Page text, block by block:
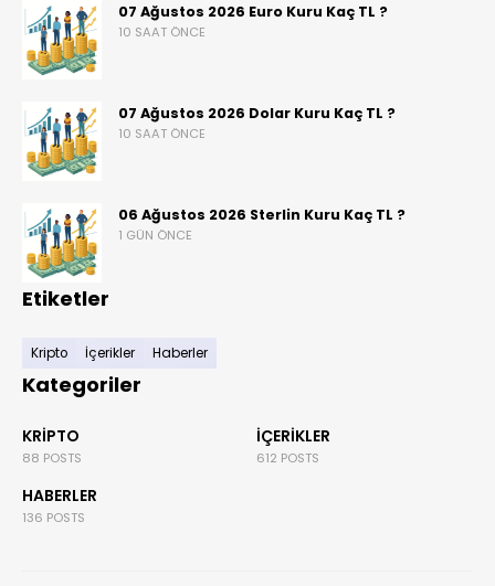
07 Ağustos 2026 Euro Kuru Kaç TL ?
10 SAAT ÖNCE
07 Ağustos 2026 Dolar Kuru Kaç TL ?
10 SAAT ÖNCE
06 Ağustos 2026 Sterlin Kuru Kaç TL ?
1 GÜN ÖNCE
Etiketler
Kripto İçerikler Haberler
Kategoriler
KRIPTO
88 POSTS
İÇERIKLER
612 POSTS
HABERLER
136 POSTS